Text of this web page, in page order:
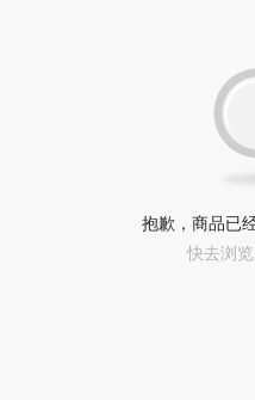
抱歉，商品已
快去浏